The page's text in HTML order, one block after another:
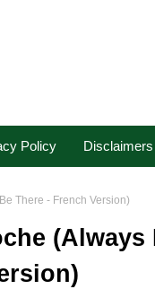
Policy Disclaimers
There - French Version)
(Always